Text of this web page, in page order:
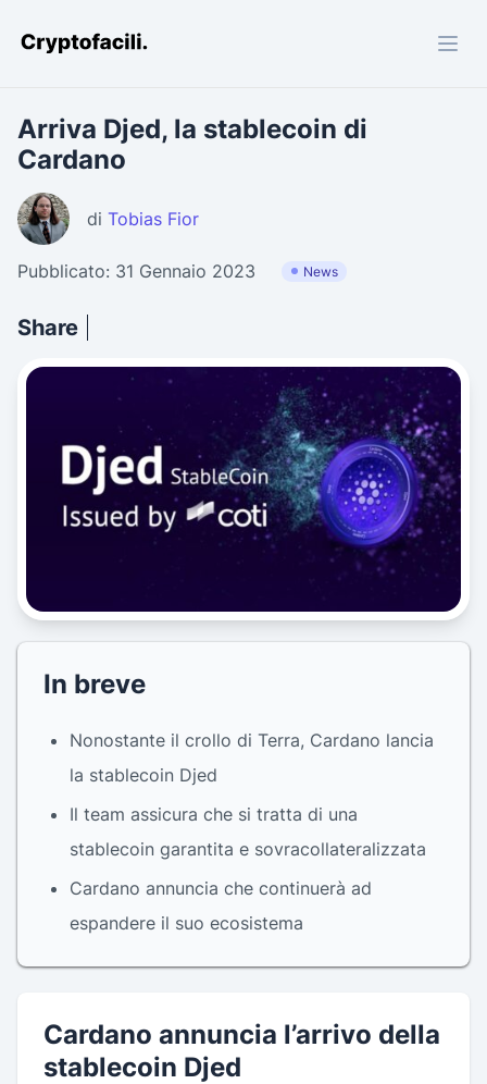
Cryptofacili.com
Arriva Djed, la stablecoin di
Cardano
di Tobias Fior
Pubblicato: 31 Gennaio 2023 News
Share
In breve
Nonostante il crollo di Terra, Cardano lancia
la stablecoin Djed
Il team assicura che si tratta di una
stablecoin garantita e sovracollateralizzata
Cardano annuncia che continuerà ad
espandere il suo ecosistema
Cardano annuncia l’arrivo della
stablecoin Djed